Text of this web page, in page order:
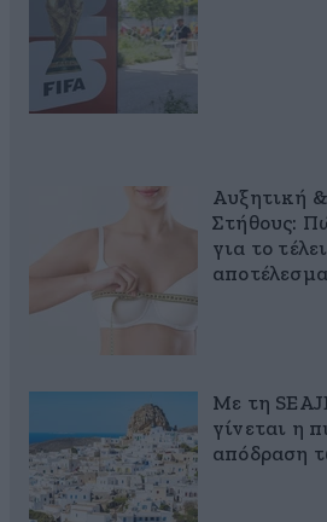
Αυξητική
Στήθους:
για το
αποτέλεσμα
Με τη
γίνεται η
απόδραση